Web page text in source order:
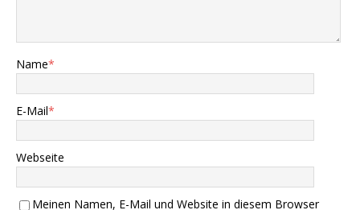
Name*
E-Mail*
Webseite
Meinen Namen, E-Mail und Website in diesem Browser